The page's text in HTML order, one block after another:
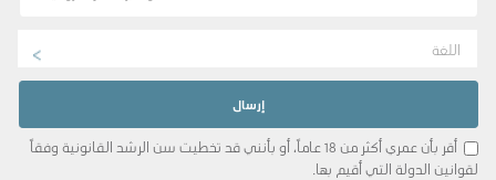
اللغة
أقر بأن عمري أكثر من 18 عاماً، أو بأنني قد تخطيت سن الرشد القانونية وفقاً
لقوانين الدولة التي أقيم بها.